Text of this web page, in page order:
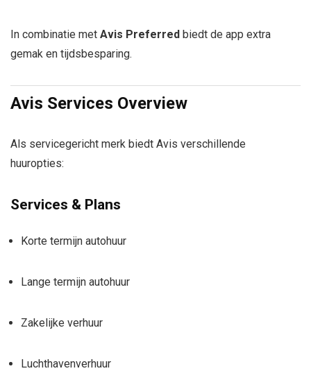
In combinatie met Avis Preferred biedt de app extra
gemak en tijdsbesparing.
Avis Services Overview
Als servicegericht merk biedt Avis verschillende
huuropties:
Services & Plans
Korte termijn autohuur
Lange termijn autohuur
Zakelijke verhuur
Luchthavenverhuur